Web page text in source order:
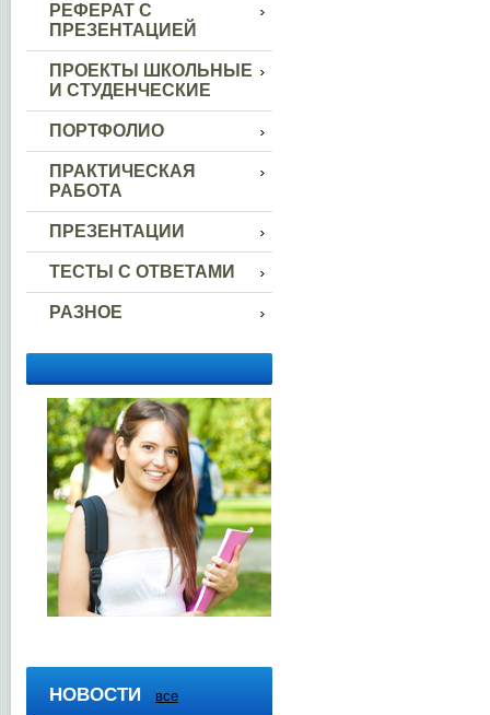
РЕФЕРАТ С
ПРЕЗЕНТАЦИЕЙ
ПРОЕКТЫ ШКОЛЬНЫЕ
И СТУДЕНЧЕСКИЕ
ПОРТФОЛИО
ПРАКТИЧЕСКАЯ
РАБОТА
ПРЕЗЕНТАЦИИ
ТЕСТЫ С ОТВЕТАМИ
РАЗНОЕ
НОВОСТИ все